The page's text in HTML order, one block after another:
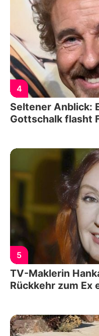
4
Seltener Anblick:
Gottschalk flasht
5
TV-Maklerin
Rückkehr zum Ex